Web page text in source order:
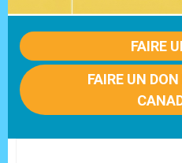
FAIRE
FAIRE UN